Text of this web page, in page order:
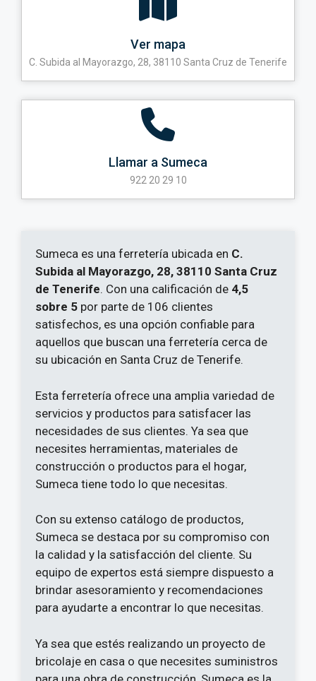
Ver mapa
C. Subida al Mayorazgo, 28, 38110 Santa Cruz de Tenerife
Llamar a Sumeca
922 20 29 10
Sumeca es una ferretería ubicada en C.
Subida al Mayorazgo, 28, 38110 Santa Cruz
de Tenerife. Con una calificación de 4,5
sobre 5 por parte de 106 clientes
satisfechos, es una opción confiable para
aquellos que buscan una ferretería cerca de
su ubicación en Santa Cruz de Tenerife.
Esta ferretería ofrece una amplia variedad de
servicios y productos para satisfacer las
necesidades de sus clientes. Ya sea que
necesites herramientas, materiales de
construcción o productos para el hogar,
Sumeca tiene todo lo que necesitas.
Con su extenso catálogo de productos,
Sumeca se destaca por su compromiso con
la calidad y la satisfacción del cliente. Su
equipo de expertos está siempre dispuesto a
brindar asesoramiento y recomendaciones
para ayudarte a encontrar lo que necesitas.
Ya sea que estés realizando un proyecto de
bricolaje en casa o que necesites suministros